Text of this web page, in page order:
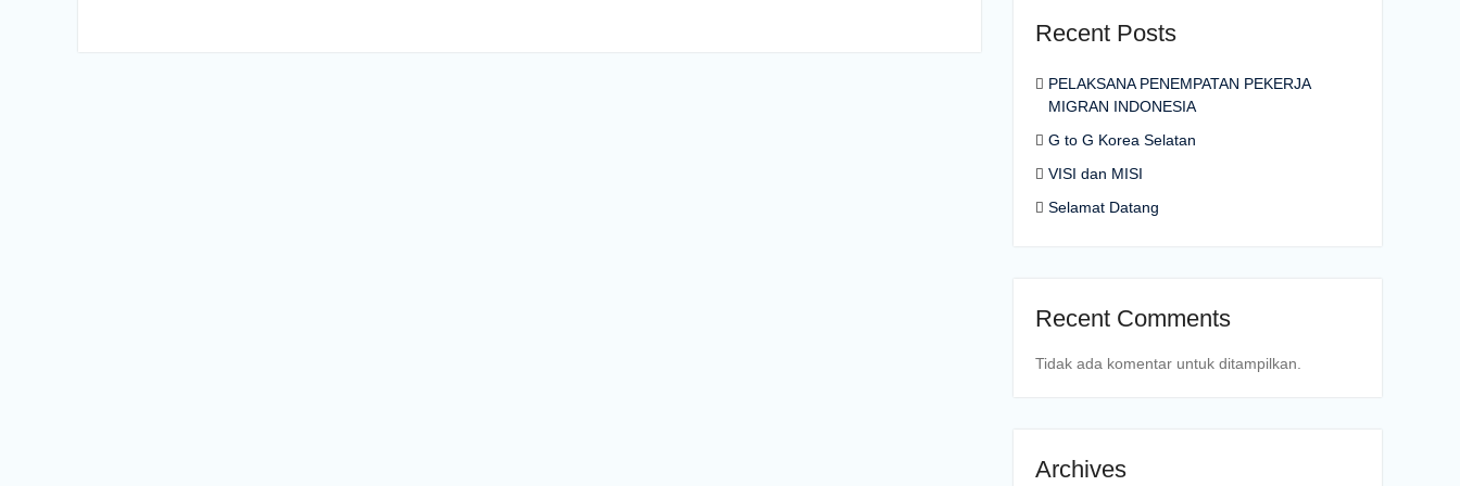
Recent Posts
PELAKSANA PENEMPATAN PEKERJA
MIGRAN INDONESIA
G to G Korea Selatan
VISI dan MISI
Selamat Datang
Recent Comments
Tidak ada komentar untuk ditampilkan.
Archives